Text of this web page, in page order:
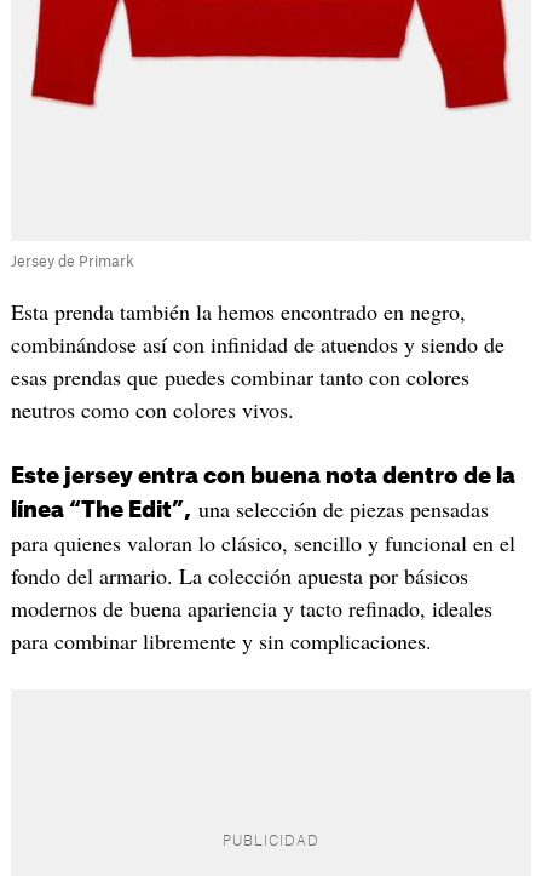
Jersey de Primark
Esta prenda también la hemos encontrado en negro,
combinándose así con infinidad de atuendos y siendo de
esas prendas que puedes combinar tanto con colores
neutros como con colores vivos.
Este jersey entra con buena nota dentro de la
línea “The Edit”, una selección de piezas pensadas
para quienes valoran lo clásico, sencillo y funcional en el
fondo del armario. La colección apuesta por básicos
modernos de buena apariencia y tacto refinado, ideales
para combinar libremente y sin complicaciones.